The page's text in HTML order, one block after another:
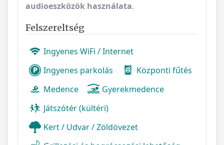
audioeszközök használata.
Felszereltség
Ingyenes WiFi / Internet
Ingyenes parkolás
Központi fűtés
Medence
Gyerekmedence
Játszótér (kültéri)
Kert / Udvar / Zöldövezet